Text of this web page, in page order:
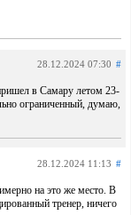
28.12.2024 07:30 #
в Самару летом 23-
ограниченный, думаю,
28.12.2024 11:13 #
на это же место. В
тренер, ничего